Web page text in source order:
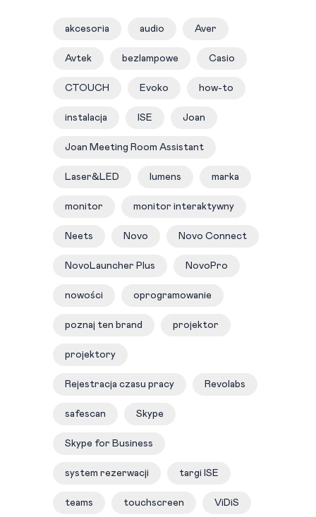
akcesoria audio Aver
Avtek bezlampowe Casio
CTOUCH Evoko how-to
instalacja ISE Joan
Joan Meeting Room Assistant
Laser&LED lumens marka
monitor monitor interaktywny
Neets Novo Novo Connect
NovoLauncher Plus NovoPro
nowości oprogramowanie
poznaj ten brand projektor
projektory
Rejestracja czasu pracy Revolabs
safescan Skype
Skype for Business
system rezerwacji targi ISE
teams touchscreen ViDiS